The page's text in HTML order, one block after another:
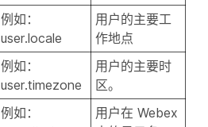
例如：
user.locale
用户的主要工
作地点
例如：
user.timezone
用户的主要时
区。
例如：
用户在 Webex